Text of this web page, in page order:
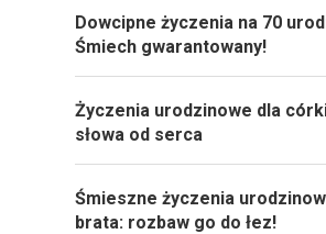
Dowcipne życzenia na 70
Śmiech gwarantowany!
Życzenia urodzinowe dla
słowa od serca
Śmieszne życzenia
brata: rozbaw go do łez!